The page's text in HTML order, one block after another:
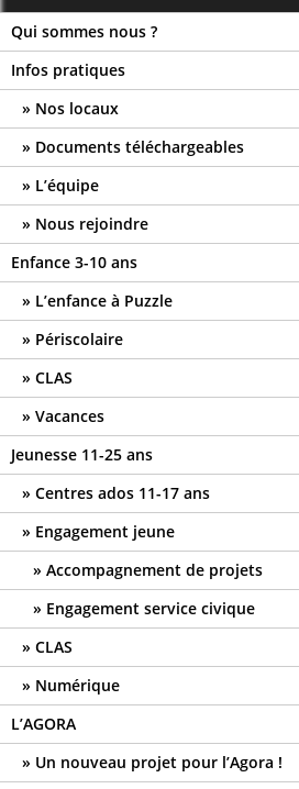
Qui sommes nous ?
Infos pratiques
Nos locaux
Documents téléchargeables
L’équipe
Nous rejoindre
Enfance 3-10 ans
L’enfance à Puzzle
Périscolaire
CLAS
Vacances
Jeunesse 11-25 ans
Centres ados 11-17 ans
Engagement jeune
Accompagnement de projets
Engagement service civique
CLAS
Numérique
L’AGORA
Un nouveau projet pour l’Agora !